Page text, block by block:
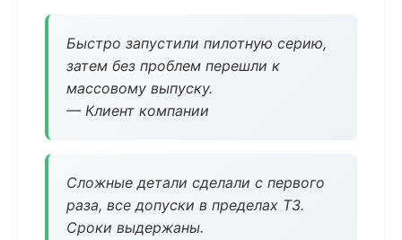
Быстро запустили пилотную серию,
затем без проблем перешли к
массовому выпуску.
— Клиент компании
Сложные детали сделали с первого
раза, все допуски в пределах ТЗ.
Сроки выдержаны.